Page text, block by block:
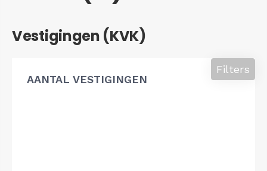
Vestigingen (KVK)
AANTAL VESTIGINGEN
Filters